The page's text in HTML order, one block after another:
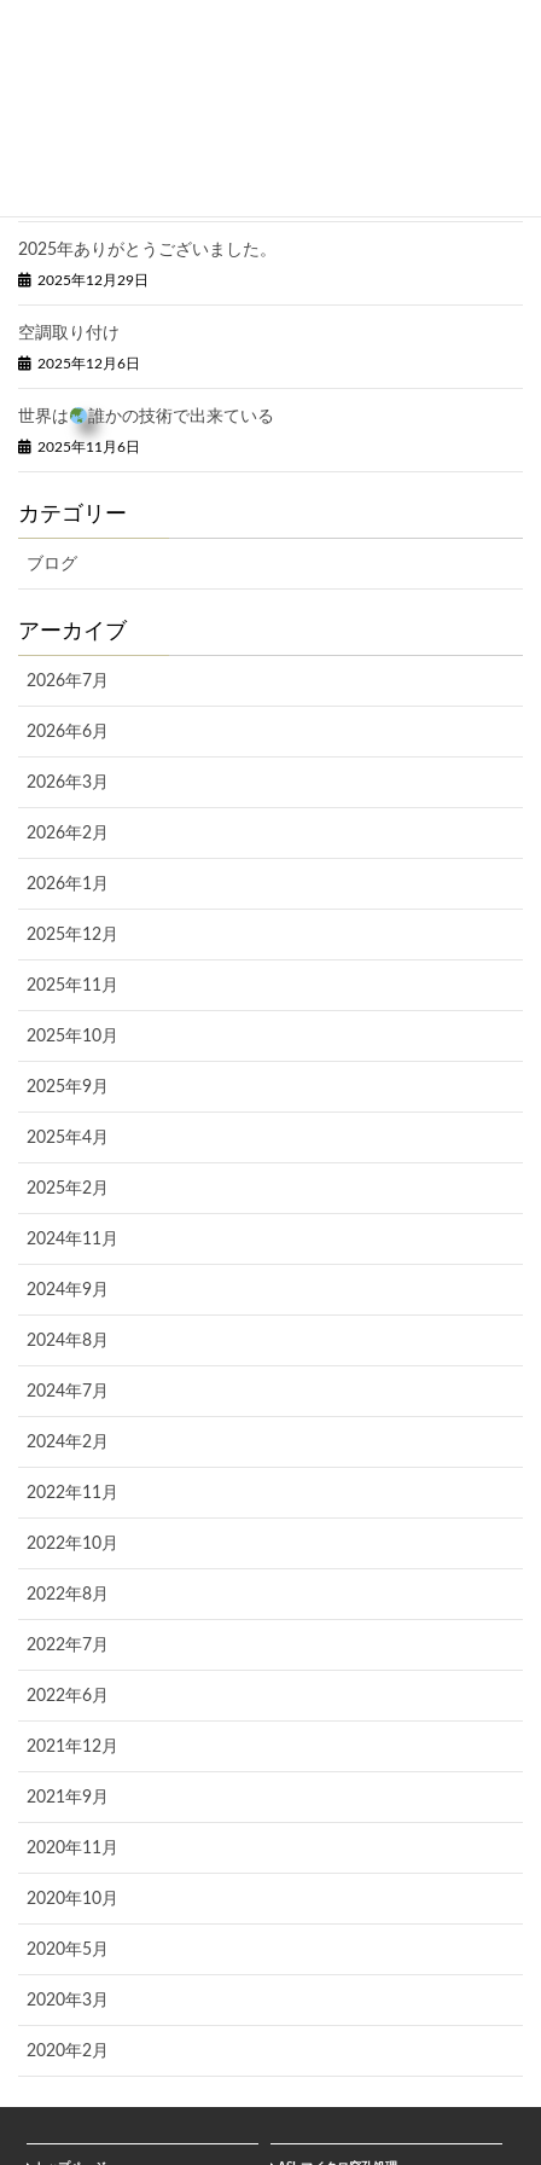
2025年ありがとうございました。
2025年12月29日
空調取り付け
2025年12月6日
世界は 誰かの技術で出来ている
2025年11月6日
カテゴリー
ブログ
アーカイブ
2026年7月
2026年6月
2026年3月
2026年2月
2026年1月
2025年12月
2025年11月
2025年10月
2025年9月
2025年4月
2025年2月
2024年11月
2024年9月
2024年8月
2024年7月
2024年2月
2022年11月
2022年10月
2022年8月
2022年7月
2022年6月
2021年12月
2021年9月
2020年11月
2020年10月
2020年5月
2020年3月
2020年2月